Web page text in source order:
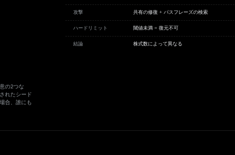
攻撃 共有の修復 + パスフレーズの検索
ハードリミット 閾値未満 = 復元不可
結論 株式数によって異なる
の2つな
れたシード
合、誰にも